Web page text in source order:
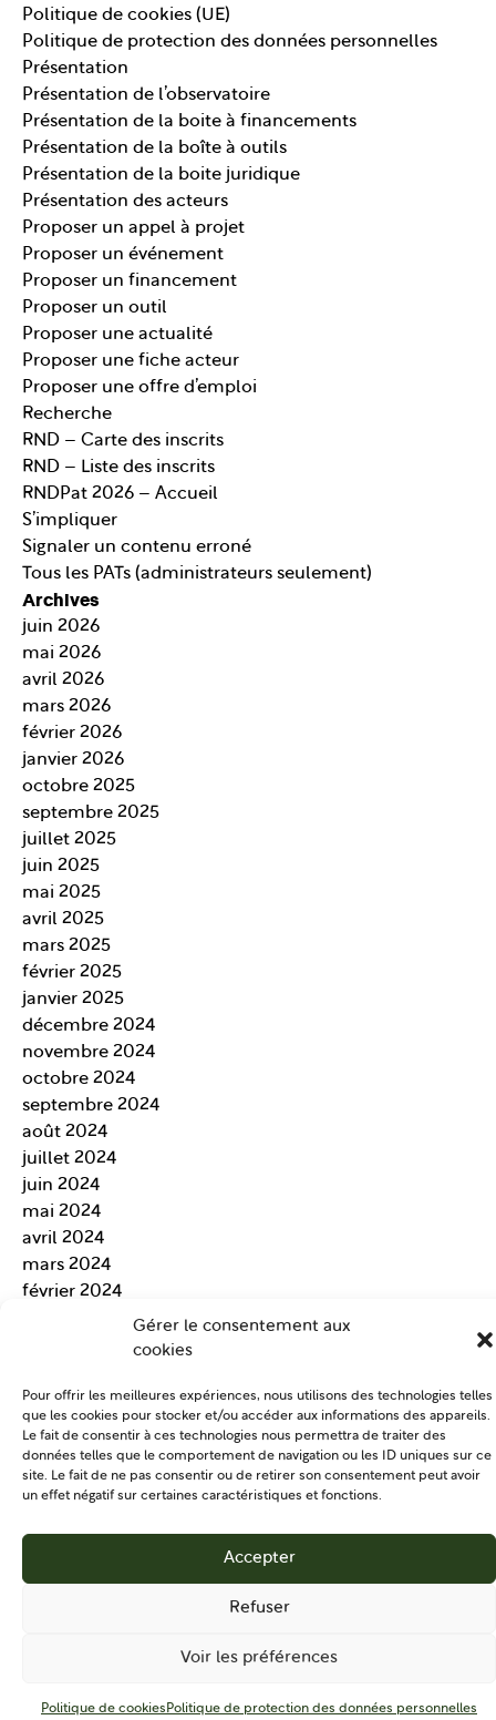
Gérer le consentement aux
cookies
Pour offrir les meilleures expériences, nous utilisons des technologies telles
que les cookies pour stocker et/ou accéder aux informations des appareils.
Le fait de consentir à ces technologies nous permettra de traiter des
données telles que le comportement de navigation ou les ID uniques sur ce
site. Le fait de ne pas consentir ou de retirer son consentement peut avoir
un effet négatif sur certaines caractéristiques et fonctions.
Accepter
Refuser
Voir les préférences
Politique de cookies Politique de protection des données personnelles
Politique de cookies (UE)
Politique de protection des données personnelles
Présentation
Présentation de l’observatoire
Présentation de la boite à financements
Présentation de la boîte à outils
Présentation de la boite juridique
Présentation des acteurs
Proposer un appel à projet
Proposer un événement
Proposer un financement
Proposer un outil
Proposer une actualité
Proposer une fiche acteur
Proposer une offre d’emploi
Recherche
RND – Carte des inscrits
RND – Liste des inscrits
RNDPat 2026 – Accueil
S’impliquer
Signaler un contenu erroné
Tous les PATs (administrateurs seulement)
Archives
juin 2026
mai 2026
avril 2026
mars 2026
février 2026
janvier 2026
octobre 2025
septembre 2025
juillet 2025
juin 2025
mai 2025
avril 2025
mars 2025
février 2025
janvier 2025
décembre 2024
novembre 2024
octobre 2024
septembre 2024
août 2024
juillet 2024
juin 2024
mai 2024
avril 2024
mars 2024
février 2024
En région(11)
France PAT est fièrement propulsé par
WordPress